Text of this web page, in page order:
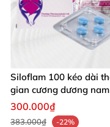
Siloflam 100 kéo dài
gian cương dương
300.000₫
383.000₫
-22%